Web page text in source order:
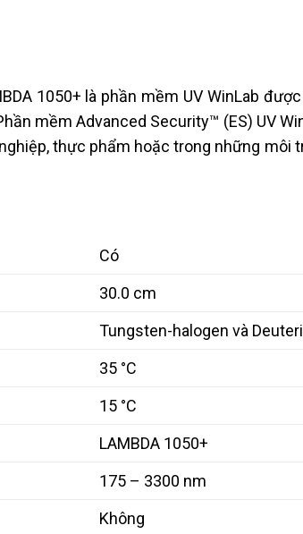
1050+ là phần mềm UV WinLab
mềm Advanced Security™ (ES) UV
thực phẩm hoặc trong những môi
Có
30.0 cm
Tungsten-halogen và
35 °C
15 °C
LAMBDA 1050+
175 – 3300 nm
Không